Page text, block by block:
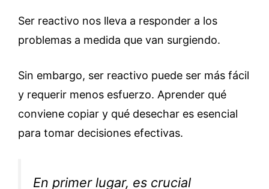
Ser reactivo nos lleva a responder a los
problemas a medida que van surgiendo.
Sin embargo, ser reactivo puede ser más fácil
y requerir menos esfuerzo. Aprender qué
conviene copiar y qué desechar es esencial
para tomar decisiones efectivas.
En primer lugar, es crucial